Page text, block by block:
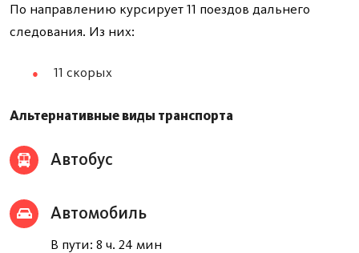
По направлению курсирует 11 поездов дальнего
следования. Из них:
11 скорых
Альтернативные виды транспорта
Автобус
Автомобиль
В пути: 8 ч. 24 мин